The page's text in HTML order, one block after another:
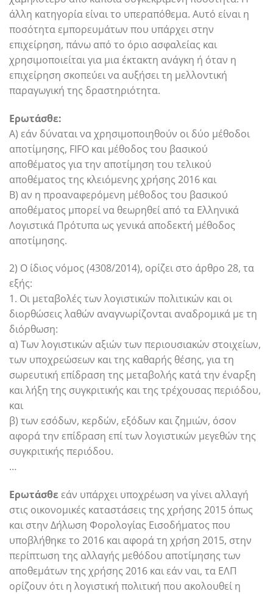
άλλη κατηγορία είναι το υπεραπόθεμα. Αυτό είναι η
ποσότητα εμπορευμάτων που υπάρχει στην
επιχείρηση, πάνω από το όριο ασφαλείας και
χρησιμοποιείται για μια έκτακτη ανάγκη ή όταν η
επιχείρηση σκοπεύει να αυξήσει τη μελλοντική
παραγωγική της δραστηριότητα.
Ερωτάσθε:
Α) εάν δύναται να χρησιμοποιηθούν οι δύο μέθοδοι
αποτίμησης, FIFO και μέθοδος του βασικού
αποθέματος για την αποτίμηση του τελικού
αποθέματος της κλειόμενης χρήσης 2016 και
Β) αν η προαναφερόμενη μέθοδος του βασικού
αποθέματος μπορεί να θεωρηθεί από τα Ελληνικά
Λογιστικά Πρότυπα ως γενικά αποδεκτή μέθοδος
αποτίμησης.
2) Ο ίδιος νόμος (4308/2014), ορίζει στο άρθρο 28, τα
εξής:
1. Οι μεταβολές των λογιστικών πολιτικών και οι
διορθώσεις λαθών αναγνωρίζονται αναδρομικά με τη
διόρθωση:
α) Των λογιστικών αξιών των περιουσιακών στοιχείων,
των υποχρεώσεων και της καθαρής θέσης, για τη
σωρευτική επίδραση της μεταβολής κατά την έναρξη
και λήξη της συγκριτικής και της τρέχουσας περιόδου,
και
β) των εσόδων, κερδών, εξόδων και ζημιών, όσον
αφορά την επίδραση επί των λογιστικών μεγεθών της
συγκριτικής περιόδου.
…
Ερωτάσθεεάν υπάρχει υποχρέωση να γίνει αλλαγή
στις οικονομικές καταστάσεις της χρήσης 2015 όπως
και στην Δήλωση Φορολογίας Εισοδήματος που
υποβλήθηκε το 2016 και αφορά τη χρήση 2015, στην
περίπτωση της αλλαγής μεθόδου αποτίμησης των
αποθεμάτων της χρήσης 2016 και εάν ναι, τα ΕΛΠ
ορίζουν ότι η λογιστική πολιτική που ακολουθεί η